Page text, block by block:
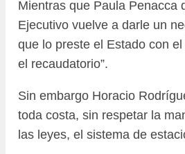
Mientras que Paula Penacca
Ejecutivo vuelve a darle un
que lo preste el Estado con
el recaudatorio”.
Sin embargo Horacio
toda costa, sin respetar la
las leyes, el sistema de